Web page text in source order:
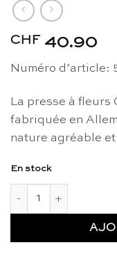
CHF 40.90
Numéro d’article:
La presse à fleurs
fabriquée en
nature agréable
En stock